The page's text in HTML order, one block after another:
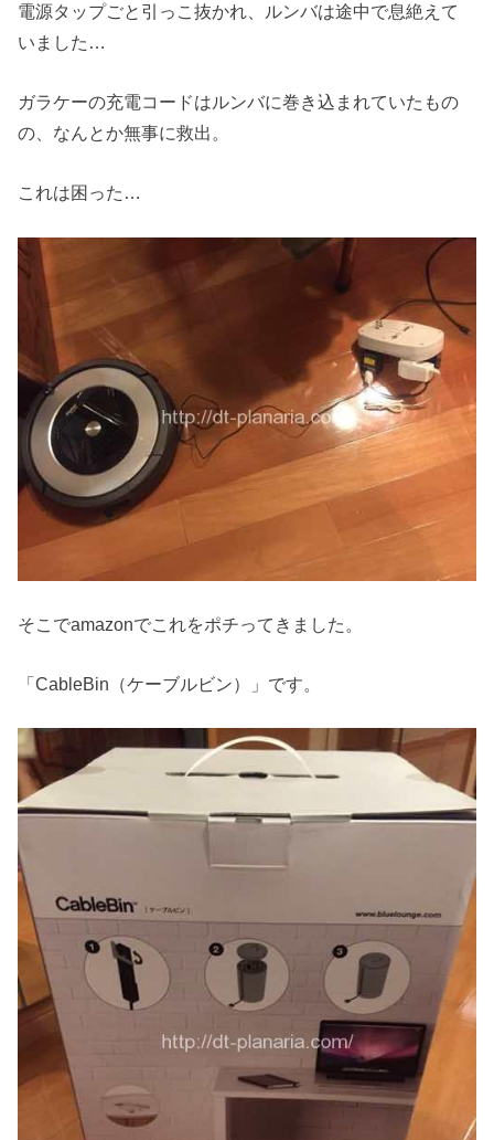
電源タップごと引っこ抜かれ、ルンバは途中で息絶えて
いました…
ガラケーの充電コードはルンバに巻き込まれていたもの
の、なんとか無事に救出。
これは困った…
そこでamazonでこれをポチってきました。
「CableBin（ケーブルビン）」です。